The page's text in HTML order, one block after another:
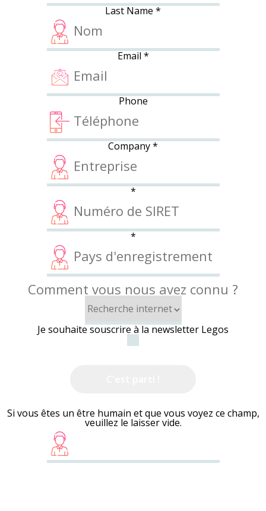
Last Name *
Email *
Phone
Company*
*
*
Comment vous nous avez connu ?
Je souhaite souscrire à la newsletter Legos
Si vous êtes un être humain et que vous voyez ce champ,
veuillez le laisser vide.